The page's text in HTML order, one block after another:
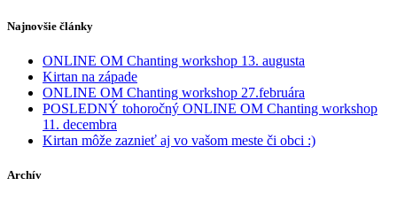
Najnovšie články
ONLINE OM Chanting workshop 13. augusta
Kirtan na západe
ONLINE OM Chanting workshop 27.februára
POSLEDNÝ tohoročný ONLINE OM Chanting workshop
11. decembra
Kirtan môže zaznieť aj vo vašom meste či obci :)
Archív